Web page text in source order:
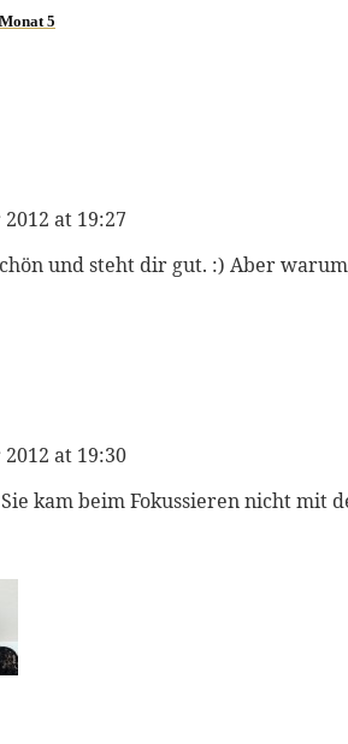
5
at 19:27
und steht dir gut. :) Aber
at 19:30
kam beim Fokussieren nicht mit